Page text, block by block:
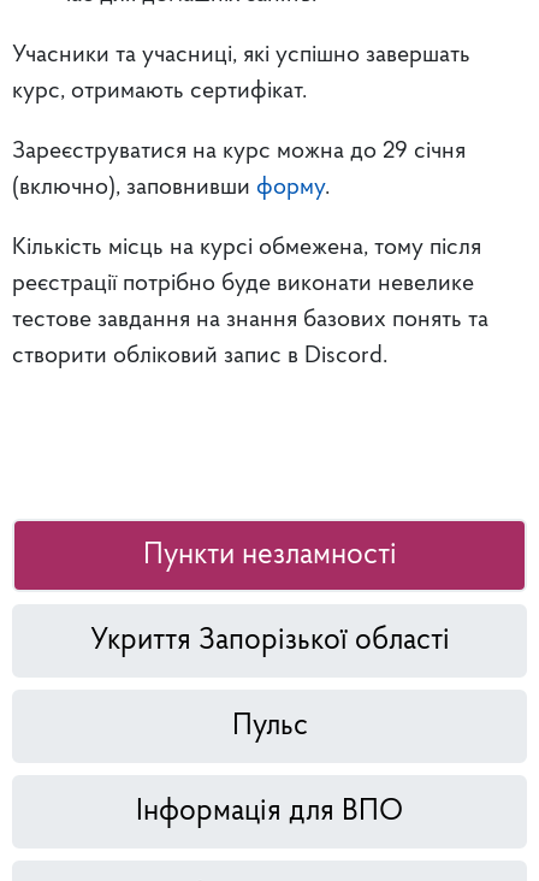
Учасники та учасниці, які успішно завершать
курс, отримають сертифікат.
Зареєструватися на курс можна до 29 січня
(включно), заповнивши форму.
Кількість місць на курсі обмежена, тому після
реєстрації потрібно буде виконати невелике
тестове завдання на знання базових понять та
створити обліковий запис в Discord.
Пункти незламності
Укриття Запорізької області
Пульс
Інформація для ВПО